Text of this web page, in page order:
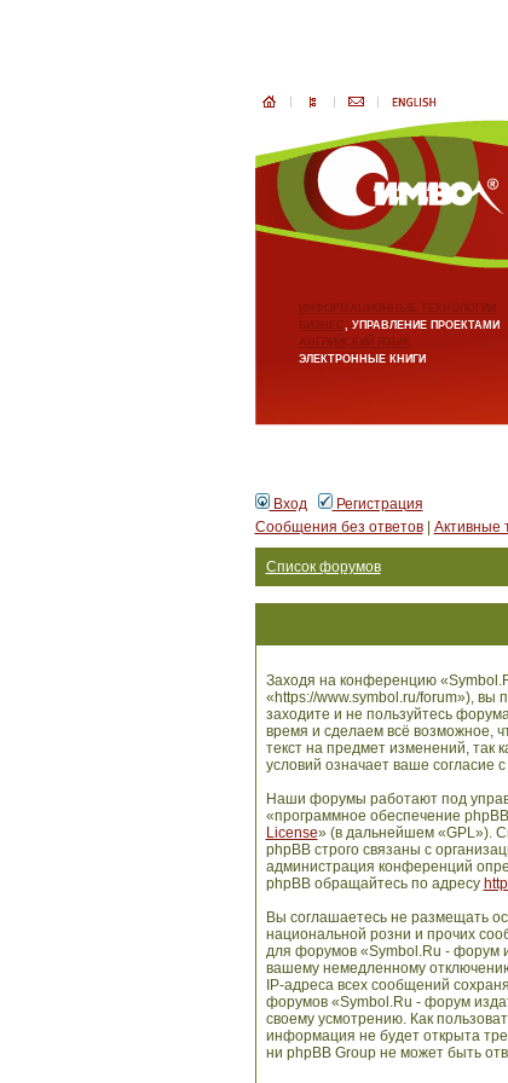
ИНФОРМАЦИОННЫЕ ТЕХНОЛОГИИ
БИЗНЕС, УПРАВЛЕНИЕ ПРОЕКТАМИ
АНГЛИЙСКИЙ ЯЗЫК
ЭЛЕКТРОННЫЕ КНИГИ
Вход
Регистрация
Сообщения без ответов| Активные
Список форумов
Заходя на конференцию
«https://www.symbol.ru/forum»), вы
заходите и не пользуйтесь
время и сделаем всё возможное,
текст на предмет изменений, так
условий означает ваше согласие
Наши форумы работают под
«программное обеспечение
License» (в дальнейшем «GPL»).
phpBB строго связаны с
администрация конференций
phpBB обращайтесь по адресу
Вы соглашаетесь не размещать
национальной розни и прочих
для форумов «Symbol.Ru - форум
вашему немедленному
IP-адреса всех сообщений
форумов «Symbol.Ru - форум
своему усмотрению. Как
информация не будет открыта
ни phpBB Group не может быть